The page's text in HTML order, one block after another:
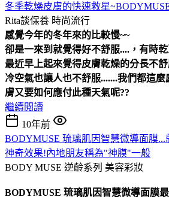
冬季乾燥皮膚的快速救星
Rita談保養 時尚流行
感覺今年的冬年來的比較慢~~
卻是一來到就覺得好不舒服....，有時
最近早上起來覺得皮膚乾燥的分長不
冷空氣也讓人也不舒服.......我們都這
膚又要如何應付此種天氣呢??
繼續閱讀
10年前
BODYMUSE 琉璃肌因智慧微導面膜
神奇效果!內地朋友稱為"神膜"一般
BODY MUSE 逆齡系列 美容彩妝
BODYMUSE 琉璃肌因智慧微導面膜